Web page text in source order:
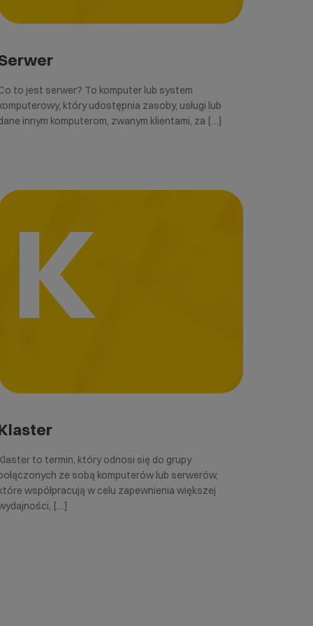
to jest serwer? To komputer lub system
który udostępnia zasoby, usługi lub
innym komputerom, zwanym klientami, za […]
K
to termin, który odnosi się do grupy
ze sobą komputerów lub serwerów,
współpracują w celu zapewnienia większej
[…]